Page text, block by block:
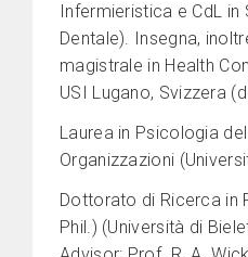
Infermieristica e CdL in
Dentale). Insegna,
magistrale in Health
USI Lugano, Svizzera
Laurea in Psicologia
Organizzazioni
Dottorato di Ricerca in
Phil.) (Università di